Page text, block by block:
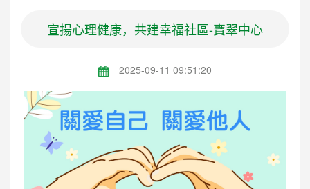
宣揚心理健康，共建幸福社區-寶翠中心
2025-09-11 09:51:20